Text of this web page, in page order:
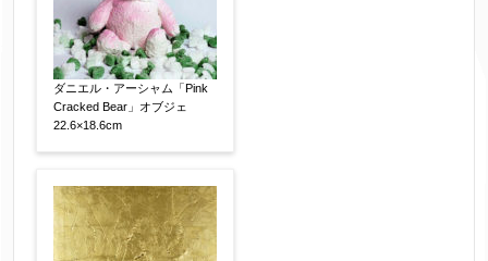
メールアドレス 【必須】
※送信完了後こちらのメールアドレス宛に自動で
いか、アドレス間違え、迷惑メールフィルター等
により弊社からのお返事も受信できない場合がご
ざいますので、お電話(
ダニエル・アーシャム「Pink
Cracked Bear」オブジェ
22.6×18.6cm